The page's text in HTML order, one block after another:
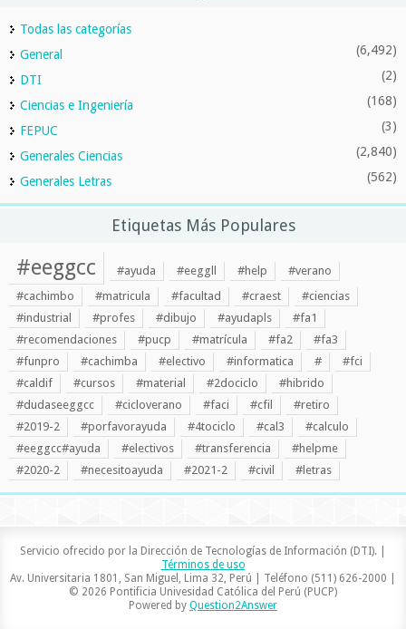
Todas las categorías
General
(6,492)
DTI (2)
Ciencias e Ingeniería (168)
FEPUC (3)
Generales Ciencias (2,840)
Generales Letras (562)
Etiquetas Más Populares
#eeggcc #ayuda #eeggll #help
#verano
#cachimbo
#matricula #facultad #craest
#ciencias
#industrial
#profes #dibujo #ayudapls
#fa1
#recomendaciones
#pucp #matrícula #fa2
#fa3
#funpro
#cachimba #electivo #informatica #
#fci
#caldif
#cursos #material #2dociclo
#hibrido
#dudaseeggcc
#cicloverano #faci #cfil
#retiro
#2019-2
#porfavorayuda #4tociclo #cal3
#calculo
#eeggcc#ayuda
#electivos #transferencia
#helpme
#2020-2
#necesitoayuda #2021-2 #civil #letras
Servicio ofrecido por la Dirección de Tecnologías de Información (DTI). |
Términos de uso
Av. Universitaria 1801, San Miguel, Lima 32, Perú | Teléfono (511) 626-2000 |
© 2026 Pontificia Univesidad Católica del Perú (PUCP)
Powered by Question2Answer